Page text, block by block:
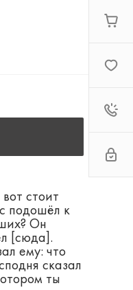
стоит
подошёл к
Он
[сюда].
ему: что
сказал
ты